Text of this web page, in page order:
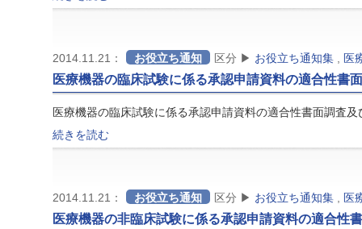
2014.11.21： お役立ち通知 区分 ▶ お役立ち通知集 医
医療機器の臨床試験に係る承認申請資料の適合性書
医療機器の臨床試験に係る承認申請資料の適合性書面調査
続きを読む
2014.11.21： お役立ち通知 区分 ▶ お役立ち通知集 医
医療機器の非臨床試験に係る承認申請資料の適合性